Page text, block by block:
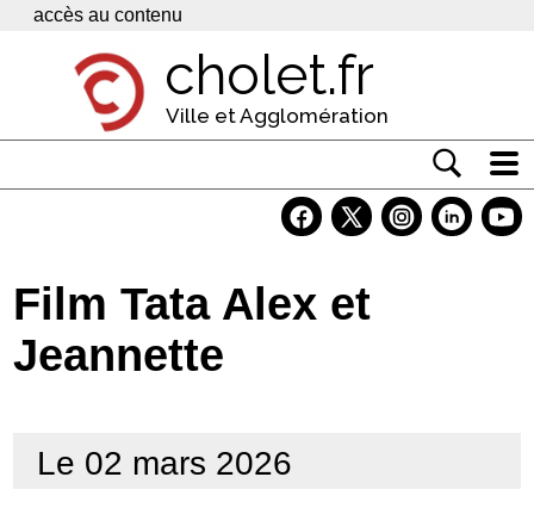
Panneau de gestion des cookies
accès au contenu
cholet.fr
Ville et Agglomération
Economie
Services
Film Tata Alex et
Jeannette
Le 02 mars 2026